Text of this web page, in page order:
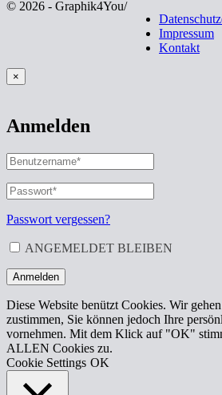
© 2026 - Graphik4You/
Impressum
Kontakt
×
Anmelden
BENUTZERNAME
ODER
E-
MAIL-
ADRESSE*
ERFORDERLICH
PASSWORT
ERFORDERLICH
Passwort vergessen?
ANGEMELDET BLEIBEN
Anmelden
Diese Website benützt Cookies. Wir
zustimmen, Sie können jedoch Ihre
vornehmen. Mit dem Klick auf "OK"
ALLEN Cookies zu.
Cookie Settings OK